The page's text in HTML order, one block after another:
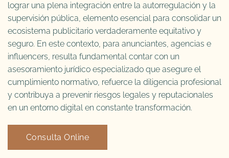
lograr una plena integración entre la autorregulación y la
supervisión pública, elemento esencial para consolidar un
ecosistema publicitario verdaderamente equitativo y
seguro. En este contexto, para anunciantes, agencias e
influencers, resulta fundamental contar con un
asesoramiento jurídico especializado que asegure el
cumplimiento normativo, refuerce la diligencia profesional
y contribuya a prevenir riesgos legales y reputacionales
en un entorno digital en constante transformación.
Consulta Online